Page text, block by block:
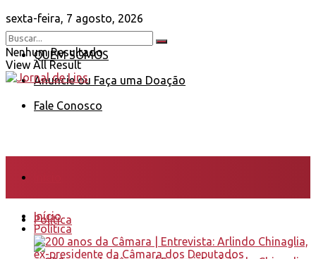
sexta-feira, 7 agosto, 2026
QUEM SOMOS
Anuncie ou Faça uma Doação
Fale Conosco
Nenhum Resultado
View All Result
Política
Início
Política